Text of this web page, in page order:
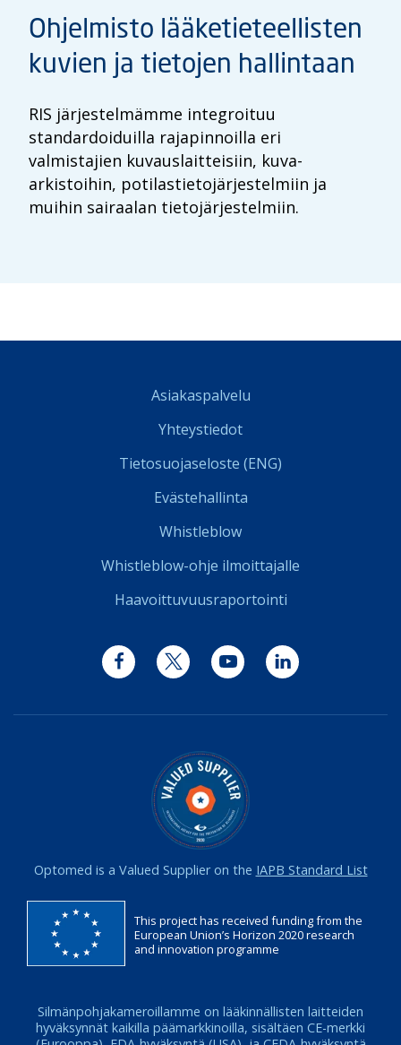
Ohjelmisto lääketieteellisten
kuvien ja tietojen hallintaan
RIS järjestelmämme integroituu
standardoiduilla rajapinnoilla eri
valmistajien kuvauslaitteisiin, kuva-
arkistoihin, potilastietojärjestelmiin ja
muihin sairaalan tietojärjestelmiin.
Asiakaspalvelu
Yhteystiedot
Tietosuojaseloste (ENG)
Evästehallinta
Whistleblow
Whistleblow-ohje ilmoittajalle
Haavoittuvuusraportointi
FacebookTwitter YouTube LinkedIn
Optomed is a Valued Supplier on the IAPB Standard List
This project has received funding from the
European Union’s Horizon 2020 research
and innovation programme
Silmänpohjakameroillamme on lääkinnällisten laitteiden
hyväksynnät kaikilla päämarkkinoilla, sisältäen CE-merkki